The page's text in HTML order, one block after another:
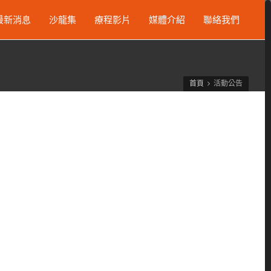
新消息 沙龍集 療程影片 媒體介紹 聯絡我們
首頁 活動公告